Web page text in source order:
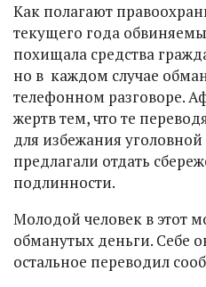
Как полагают
текущего года
похищала средства
но в каждом случае
телефонном разговоре.
жертв тем, что те
для избежания уголовной
предлагали отдать
подлинности.
Молодой человек в этот
обманутых деньги. Себе
остальное переводил